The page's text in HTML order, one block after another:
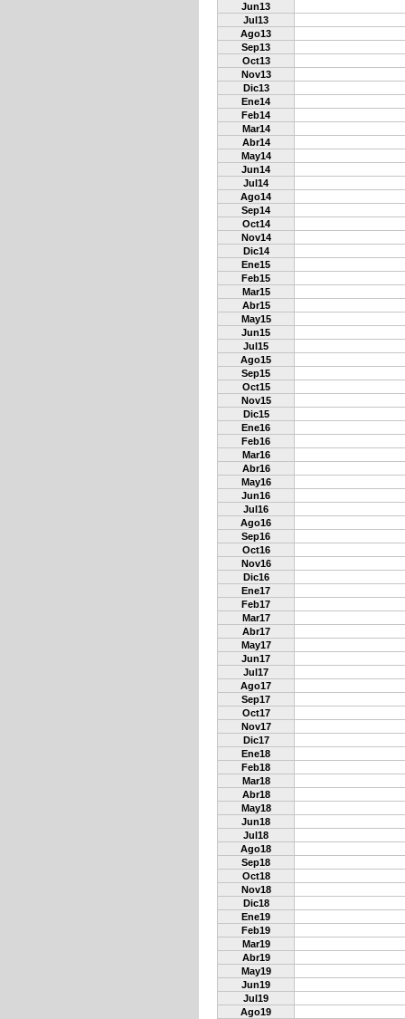
Jun13
Jul13
Ago13
Sep13
Oct13
Nov13
Dic13
Ene14
Feb14
Mar14
Abr14
May14
Jun14
Jul14
Ago14
Sep14
Oct14
Nov14
Dic14
Ene15
Feb15
Mar15
Abr15
May15
Jun15
Jul15
Ago15
Sep15
Oct15
Nov15
Dic15
Ene16
Feb16
Mar16
Abr16
May16
Jun16
Jul16
Ago16
Sep16
Oct16
Nov16
Dic16
Ene17
Feb17
Mar17
Abr17
May17
Jun17
Jul17
Ago17
Sep17
Oct17
Nov17
Dic17
Ene18
Feb18
Mar18
Abr18
May18
Jun18
Jul18
Ago18
Sep18
Oct18
Nov18
Dic18
Ene19
Feb19
Mar19
Abr19
May19
Jun19
Jul19
Ago19